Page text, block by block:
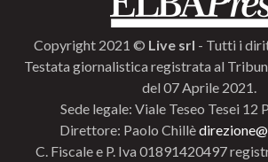
Copyright 2021 © Live srl - Tutti i
Testata giornalistica registrata al
del 07 Aprile 2021.
Sede legale: Viale Teseo Tesei
Direttore: Paolo Chillè
C. Fiscale e P. Iva 01891420497